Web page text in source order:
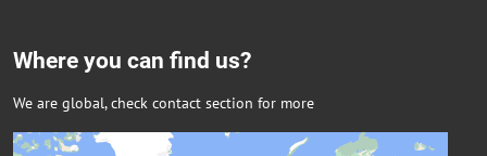
Where you can find us?
We are global, check contact section for more